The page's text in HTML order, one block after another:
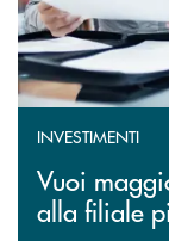
INVESTIMENTI
Vuoi
alla filiale